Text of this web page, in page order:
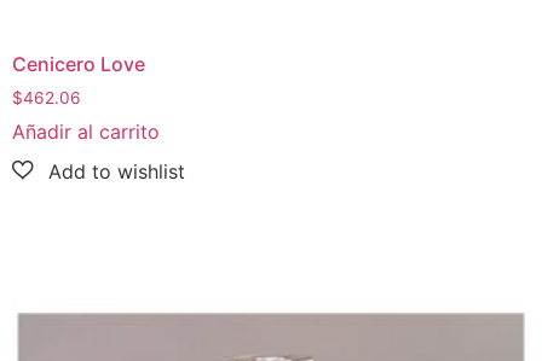
Cenicero Love
$462.06
Añadir al carrito